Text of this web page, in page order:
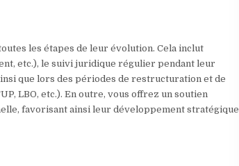
les étapes de leur évolution. Cela inclut
etc.), le suivi juridique régulier pendant leur
que lors des périodes de restructuration et de
LBO, etc.). En outre, vous offrez un soutien
favorisant ainsi leur développement stratégique